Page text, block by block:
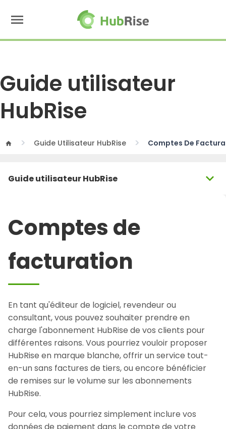
menu
Guide utilisateur
HubRise
home Guide Utilisateur HubRise Comptes De
Guide utilisateur HubRise expand_more
Comptes de
facturation
En tant qu'éditeur de logiciel, revendeur ou
consultant, vous pouvez souhaiter prendre en
charge l'abonnement HubRise de vos clients pour
différentes raisons. Vous pourriez vouloir proposer
HubRise en marque blanche, offrir un service tout-
en-un sans factures de tiers, ou encore bénéficier
de remises sur le volume sur les abonnements
HubRise.
Pour cela, vous pourriez simplement inclure vos